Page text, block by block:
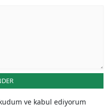
ve kabul ediyorum